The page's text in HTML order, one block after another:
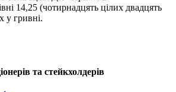
14,25 (чотирнадцять цілих двадцять
у гривні.
та стейкхолдерів